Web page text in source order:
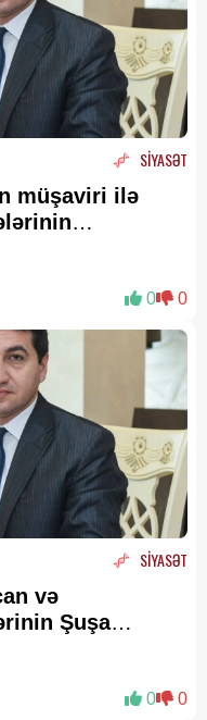
SİYASƏT
müşaviri ilə
0 0
SİYASƏT
və
Şuşa
0 0